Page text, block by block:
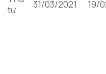
tư
31/03/2021 19/